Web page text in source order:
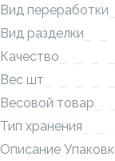
Вид переработки
Вид разделки
Качество
Вес шт
Весовой товар
Тип хранения
Описание